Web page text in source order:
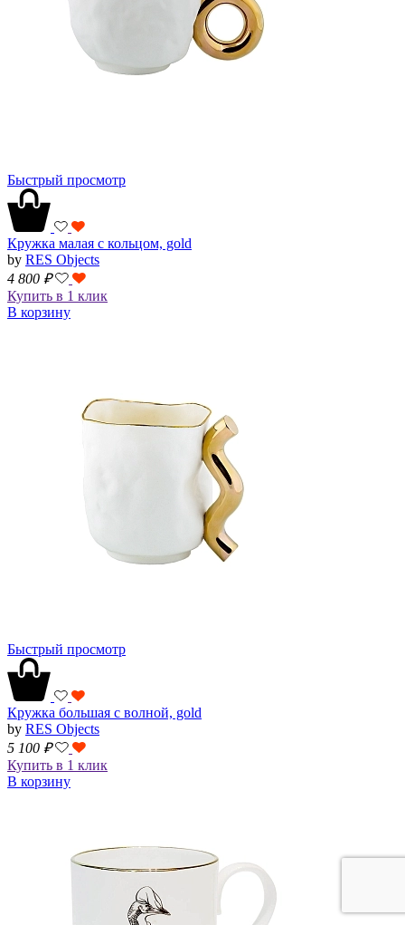
Быстрый просмотр
Кружка малая с кольцом, gold
by RES Objects
4 800 ₽
Купить в 1 клик
В корзину
Быстрый просмотр
Кружка большая с волной, gold
by RES Objects
5 100 ₽
Купить в 1 клик
В корзину